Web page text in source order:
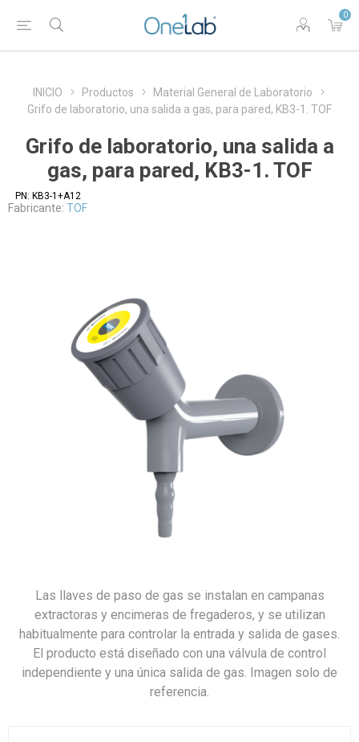
0
INICIO Productos
Material General de Laboratorio
Grifo de laboratorio, una salida a gas, para pared, KB3-1. TOF
Grifo de laboratorio, una salida a
gas, para pared, KB3-1. TOF
PN: KB3-1+A12
Fabricante: TOF
Las llaves de paso de gas se instalan en campanas
extractoras y encimeras de fregaderos, y se utilizan
habitualmente para controlar la entrada y salida de gases.
El producto está diseñado con una válvula de control
independiente y una única salida de gas. Imagen solo de
referencia.